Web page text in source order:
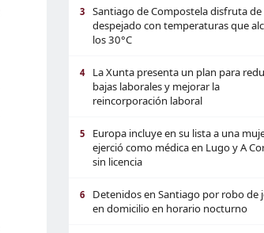
3
Santiago de Compostela disfruta
despejado con temperaturas que
los 30°C
4
La Xunta presenta un plan para
bajas laborales y mejorar la
reincorporación laboral
5
Europa incluye en su lista a una
ejerció como médica en Lugo y A
sin licencia
6
Detenidos en Santiago por robo de
en domicilio en horario nocturno